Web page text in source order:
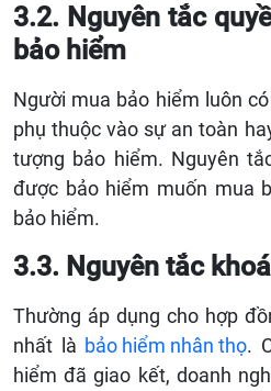
3.2. Nguyên tắc
bảo hiểm
Người mua bảo hiểm luôn
phụ thuộc vào sự an toàn
tượng bảo hiểm. Nguyên
được bảo hiểm muốn mua
bảo hiểm.
3.3. Nguyên tắc
Thường áp dụng cho hợp
nhất là bảo hiểm nhân thọ.
hiểm đã giao kết, doanh